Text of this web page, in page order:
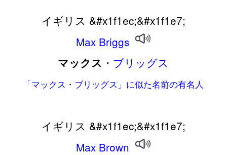
イギリス &#x1f1ec;&#x1f1e7;
Max Briggs
マックス ・ ブリッグス
「マックス・ブリッグス」に似た名前の有名人
イギリス &#x1f1ec;&#x1f1e7;
Max Brown